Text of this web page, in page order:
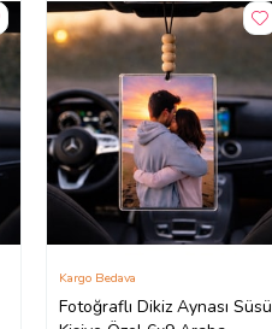
Fotoğraflı Dikiz Aynası Süsü
Kargo Bedava